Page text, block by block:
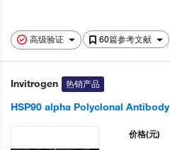
高级验证 60篇参考文献
Invitrogen 热销产品
HSP90 alpha Polyclonal Antibody
价格(元)